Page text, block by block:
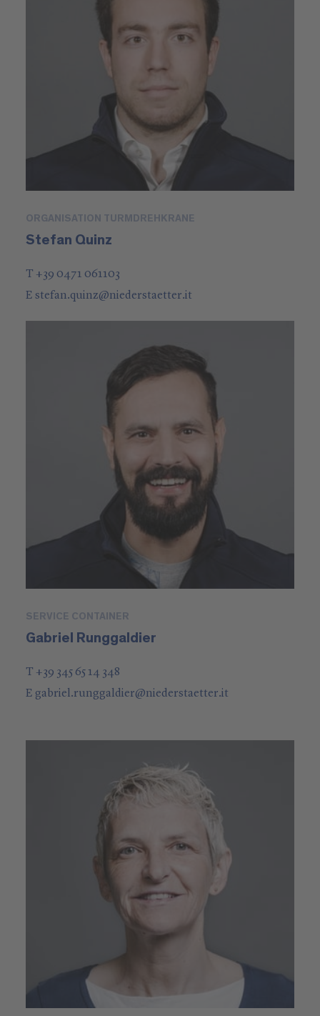
ORGANISATION TURMDREHKRANE
Stefan Quinz
T +39 0471 061103
Estefan.quinz@niederstaetter.it
SERVICE CONTAINER
Gabriel Runggaldier
T +39 345 65 14 348
E gabriel.runggaldier@niederstaetter.it